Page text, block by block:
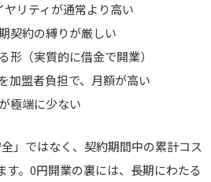
リティが通常より高い
契約の縛りが厳しい
形（実質的に借金で開業）
加盟者負担で、月額が高い
極端に少ない
」ではなく、契約期間中の累計コス
す。0円開業の裏には、長期にわたる